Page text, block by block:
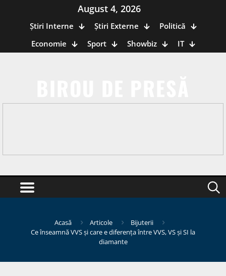
August 4, 2026
Știri Interne Știri Externe
Politică
Economie
Sport Showbiz IT
Acasă Articole
Bijuterii
Ce înseamnă VVS și care e diferența între VVS, VS și SI la
diamante